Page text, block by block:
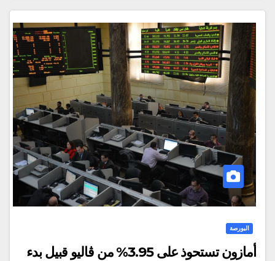
البورصة
أمازون تستحوذ على 3.95% من ڤاليو قبيل بدء